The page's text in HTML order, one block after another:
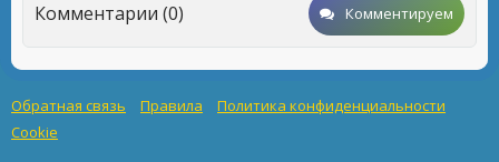
Комментарии (0) Комментируем
Обратная связь Правила
Политика конфиденциальности
Cookie